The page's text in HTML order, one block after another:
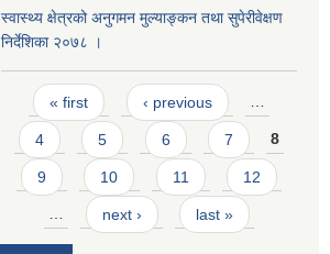
स्वास्थ्य क्षेत्रको अनुगमन मुल्याङ्कन तथा सुपेरीवेक्षण
निर्देशिका २०७८ ।
Pages
« first ‹ previous …
4 5 6 7 8
9 10 11 12
… next › last »